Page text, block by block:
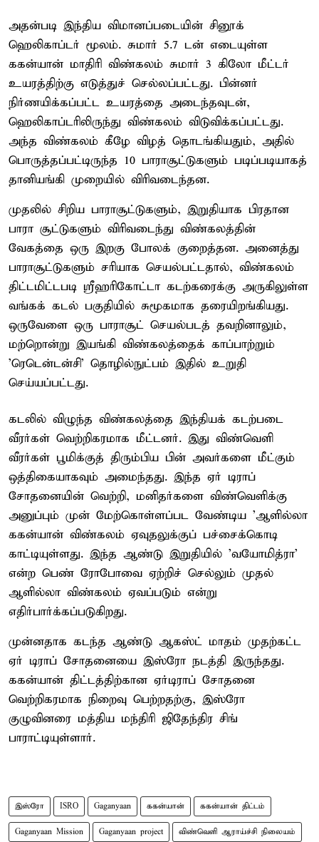
அதன்படி இந்திய விமானப்படையின் சினூக்
ஹெலிகாப்டர் மூலம். சுமார் 5.7 டன் எடையுள்ள
ககன்யான் மாதிரி விண்கலம் சுமார் 3 கிலோ மீட்டர்
உயரத்திற்கு எடுத்துச் செல்லப்பட்டது. பின்னர்
நிர்ணயிக்கப்பட்ட உயரத்தை அடைந்தவுடன்,
ஹெலிகாப்டரிலிருந்து விண்கலம் விடுவிக்கப்பட்டது.
அந்த விண்கலம் கீழே விழத் தொடங்கியதும், அதில்
பொருத்தப்பட்டிருந்த 10 பாராசூட்டுகளும் படிப்படியாகத்
தானியங்கி முறையில் விரிவடைந்தன.
முதலில் சிறிய பாராசூட்டுகளும், இறுதியாக பிரதான
பாரா சூட்டுகளும் விரிவடைந்து விண்கலத்தின்
வேகத்தை ஒரு இறகு போலக் குறைத்தன. அனைத்து
பாராசூட்டுகளும் சரியாக செயல்பட்டதால், விண்கலம்
திட்டமிட்டபடி ஸ்ரீஹரிகோட்டா கடற்கரைக்கு அருகிலுள்ள
வங்கக் கடல் பகுதியில் சுமூகமாக தரையிறங்கியது.
ஒருவேளை ஒரு பாராசூட் செயல்படத் தவறினாலும்,
மற்றொன்று இயங்கி விண்கலத்தைக் காப்பாற்றும்
'ரெடென்டன்சி' தொழில்நுட்பம் இதில் உறுதி
செய்யப்பட்டது.
கடலில் விழுந்த விண்கலத்தை இந்தியக் கடற்படை
வீரர்கள் வெற்றிகரமாக மீட்டனர். இது விண்வெளி
வீரர்கள் பூமிக்குத் திரும்பிய பின் அவர்களை மீட்கும்
ஒத்திகையாகவும் அமைந்தது. இந்த ஏர் டிராப்
சோதனையின் வெற்றி, மனிதர்களை விண்வெளிக்கு
அனுப்பும் முன் மேற்கொள்ளப்பட வேண்டிய 'ஆளில்லா
ககன்யான் விண்கலம் ஏவுதலுக்குப் பச்சைக்கொடி
காட்டியுள்ளது. இந்த ஆண்டு இறுதியில் 'வயோமித்ரா'
என்ற பெண் ரோபோவை ஏற்றிச் செல்லும் முதல்
ஆளில்லா விண்கலம் ஏவப்படும் என்று
எதிர்பார்க்கப்படுகிறது.
முன்னதாக கடந்த ஆண்டு ஆகஸ்ட் மாதம் முதற்கட்ட
ஏர் டிராப் சோதனையை இஸ்ரோ நடத்தி இருந்தது.
ககன்யான் திட்டத்திற்கான ஏர்டிராப் சோதனை
வெற்றிகரமாக நிறைவு பெற்றதற்கு, இஸ்ரோ
குழுவினரை மத்திய மந்திரி ஜிதேந்திர சிங்
பாராட்டியுள்ளார்.
இஸ்ரோ ISRO Gaganyaan ககன்யான் ககன்யான் திட்டம்
Gaganyaan Mission Gaganyaan project விண்வெளி ஆராய்ச்சி நிலையம்